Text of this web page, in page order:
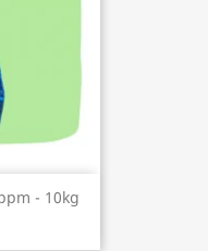
- 10kg